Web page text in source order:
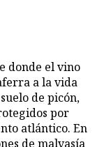
donde el vino
a la vida
de picón,
por
atlántico. En
de malvasía